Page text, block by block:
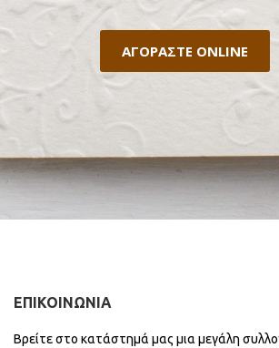
ΑΓΟΡΑΣΤΕ ONLINE
ΕΠΙΚΟΙΝΩΝΙΑ
Βρείτε στο κατάστημά μας μια μεγάλη